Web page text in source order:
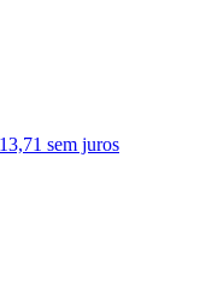
sem juros